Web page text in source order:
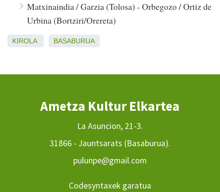
Matxinaindia / Garzia (Tolosa) - Orbegozo / Ortiz de
Urbina (Bortziri/Orereta)
KIROLA BASABURUA
Ametza Kultur Elkartea
La Asuncion, 21-3.
31866 - Jauntsarats (Basaburua).
pulunpe@gmail.com
Codesyntaxek garatua